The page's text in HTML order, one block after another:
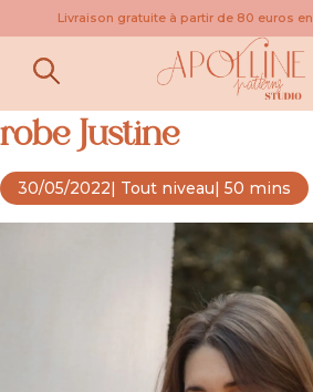
Livraison gratuite à partir de 80 euros
Coudre le patron de
robe Justine
30/05/2022| Tout niveau| 50 mins